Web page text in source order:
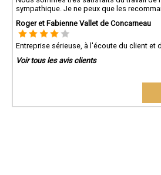
sympathique. Je ne peux que les
Roger et Fabienne Vallet de Concarneau
Entreprise sérieuse, à l'écoute du client
Voir tous les avis clients